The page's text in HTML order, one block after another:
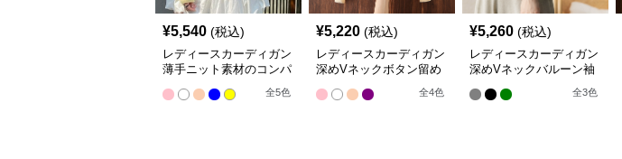
¥5,540 (税込)
レディースカーディガン
薄手ニット素材のコンパ
全5色
¥5,220 (税込)
レディースカーディガン
深めVネックボタン留め
ショート丈ニットカーデ
ィガン
全4色
¥5,260 (税込)
レディースカーディガン
深めVネックバルーン袖
全3色